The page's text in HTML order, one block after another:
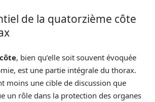
de la quatorzième côte
, bien qu’elle soit souvent évoquée
est une partie intégrale du thorax.
moins une cible de discussion que
un rôle dans la protection des organes